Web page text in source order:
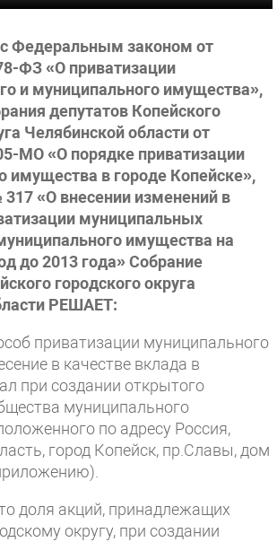
с Федеральным законом от
ФЗ «О приватизации
и муниципального имущества»,
депутатов Копейского
Челябинской области от
МО «О порядке приватизации
имущества в городе Копейске»,
«О внесении изменений в
муниципальных
имущества на
до 2013 года» Собрание
городского округа
РЕШАЕТ:
приватизации муниципального
в качестве вклада в
при создании открытого
муниципального
по адресу Россия,
город Копейск, пр.Славы, дом
доля акций, принадлежащих
округу, при создании